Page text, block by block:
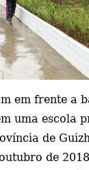
em frente a
uma escola
de
de